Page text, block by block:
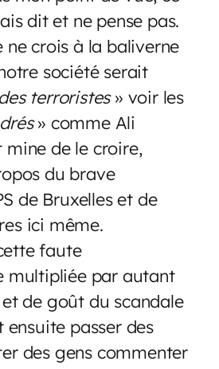
dit et ne pense pas.
ne crois à la baliverne
société serait
terroristes» voir les
» comme Ali
de le croire,
du brave
de Bruxelles et de
ici même.
faute
multipliée par autant
de goût du scandale
passer des
des gens commenter